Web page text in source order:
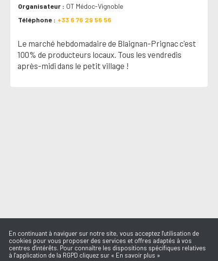
Organisateur
OT Médoc-Vignoble
Téléphone
+33 6 76 29 56 56
Le marché hebdomadaire de Blaignan-Prignac c'est
100% de producteurs locaux. Tous les vendredis
après-midi dans le petit village !
En continuant à naviguer sur notre site, vous acceptez l'utilisation de
cookies pour vous proposer des services et offres adaptés à vos
centres d'intérêts. Pour connaître les dispositions spécifiques relatives
à l’application de la RGPD cliquez sur « En savoir plus »